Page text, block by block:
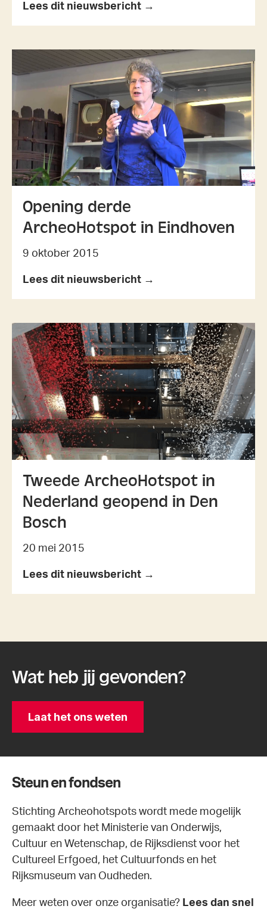
Lees dit nieuwsbericht →
Opening derde
ArcheoHotspot in Eindhoven
9 oktober 2015
Lees dit nieuwsbericht →
Tweede ArcheoHotspot in
Nederland geopend in Den
Bosch
20 mei 2015
Lees dit nieuwsbericht →
Wat heb jij gevonden?
Laat het ons weten
Steun en fondsen
Stichting Archeohotspots wordt mede mogelijk
gemaakt door het Ministerie van Onderwijs,
Cultuur en Wetenschap, de Rijksdienst voor het
Cultureel Erfgoed, het Cultuurfonds en het
Rijksmuseum van Oudheden.
Meer weten over onze organisatie? Lees dan snel